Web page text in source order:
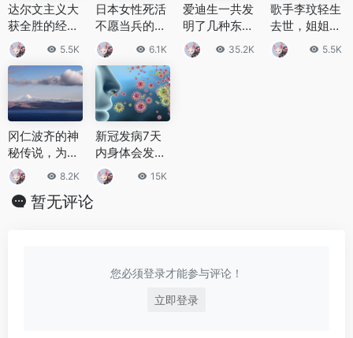
达尔文主义大
获全胜的经典
案例，美国猴
子案件谁赢
了？
5.5K
日本女性死活
不愿当兵的可
怕真相 日本性
侵风气的一度
蔓延
6.1K
爱迪生一共发
明了几种东西
他为什么可以
发明这么多东
35.2K
歌手李玟轻生
去世，姐姐发
声：数年前不
幸患上抑郁症
5.5K
冈仁波齐的神
秘传说，为什
么冈仁波齐神
山如此神秘？
8.2K
新冠发病7天
内身体会发生
什么变化 个人
做好健康防护
15K
暂无评论
您必须登录才能参与评论！
立即登录